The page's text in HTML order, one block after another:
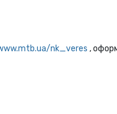
nk_veres ,